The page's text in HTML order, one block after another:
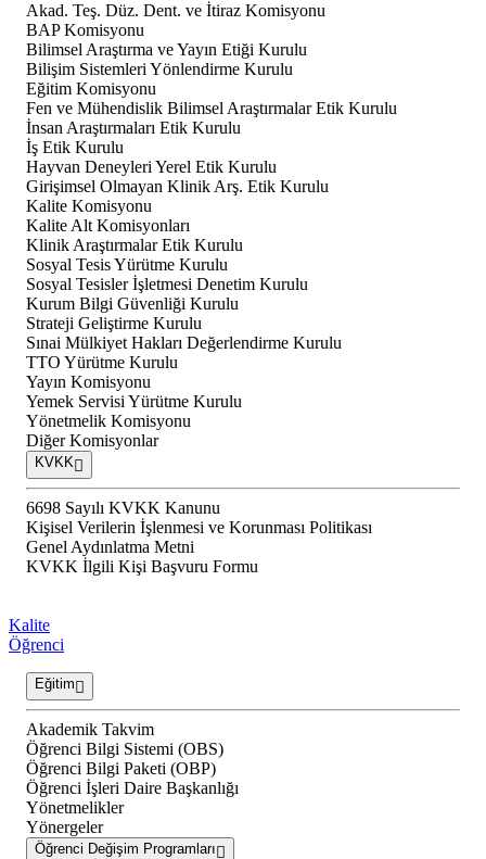
Akad. Teş. Düz. Dent. ve İtiraz Komisyonu
BAP Komisyonu
Bilimsel Araştırma ve Yayın Etiği Kurulu
Bilişim Sistemleri Yönlendirme Kurulu
Eğitim Komisyonu
Fen ve Mühendislik Bilimsel Araştırmalar Etik Kurulu
İnsan Araştırmaları Etik Kurulu
İş Etik Kurulu
Hayvan Deneyleri Yerel Etik Kurulu
Girişimsel Olmayan Klinik Arş. Etik Kurulu
Kalite Komisyonu
Kalite Alt Komisyonları
Klinik Araştırmalar Etik Kurulu
Sosyal Tesis Yürütme Kurulu
Sosyal Tesisler İşletmesi Denetim Kurulu
Kurum Bilgi Güvenliği Kurulu
Strateji Geliştirme Kurulu
Sınai Mülkiyet Hakları Değerlendirme Kurulu
TTO Yürütme Kurulu
Yayın Komisyonu
Yemek Servisi Yürütme Kurulu
Yönetmelik Komisyonu
Diğer Komisyonlar
KVKK
6698 Sayılı KVKK Kanunu
Kişisel Verilerin İşlenmesi ve Korunması Politikası
Genel Aydınlatma Metni
KVKK İlgili Kişi Başvuru Formu
Kalite
Öğrenci
Eğitim
Akademik Takvim
Öğrenci Bilgi Sistemi (OBS)
Öğrenci Bilgi Paketi (OBP)
Öğrenci İşleri Daire Başkanlığı
Yönetmelikler
Yönergeler
Öğrenci Değişim Programları